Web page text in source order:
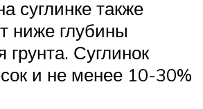
суглинке также
ниже глубины
грунта. Суглинок
и не менее 10-30%